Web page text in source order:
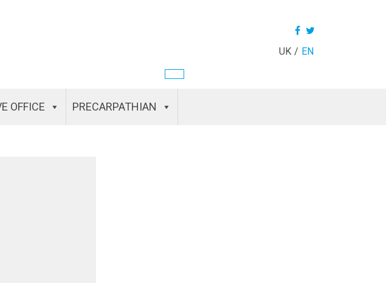
UK EN
OFFICE PRECARPATHIAN